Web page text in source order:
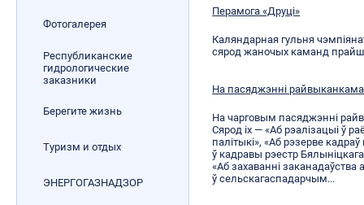
Фотогалерея
Республиканские
гидрологические
заказники
Берегите жизнь
Туризм и отдых
ЭНЕРГОГАЗНАДЗОР
Перамога «Друці»
Каляндарная гульня
сярод жаночых каманд
На пасяджэнні райвыканкама
На чарговым пасяджэнні
Сярод іх — «Аб рэалізацыі ў
палітыкі», «Аб рэзерве
ў кадравы рэестр
«Аб захаванні
ў сельскагаспадарчым...